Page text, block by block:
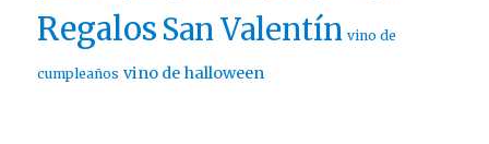
Regalos San Valentín vino de
cumpleaños vino de halloween